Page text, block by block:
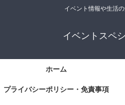
イベント情報や生活
イベントスペ
ホーム
プライバシーポリシー・免責事項